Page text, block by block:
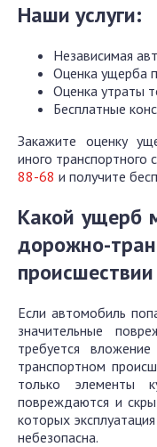
Наши услуги:
Независимая
Оценка ущерба
Оценка утраты
Бесплатные
Закажите оценку
иного транспортного
88-68 и получите
Какой ущерб
дорожно-
происшествии
Если автомобиль
значительные
требуется
транспортном
только элементы
повреждаются и
которых
небезопасна.